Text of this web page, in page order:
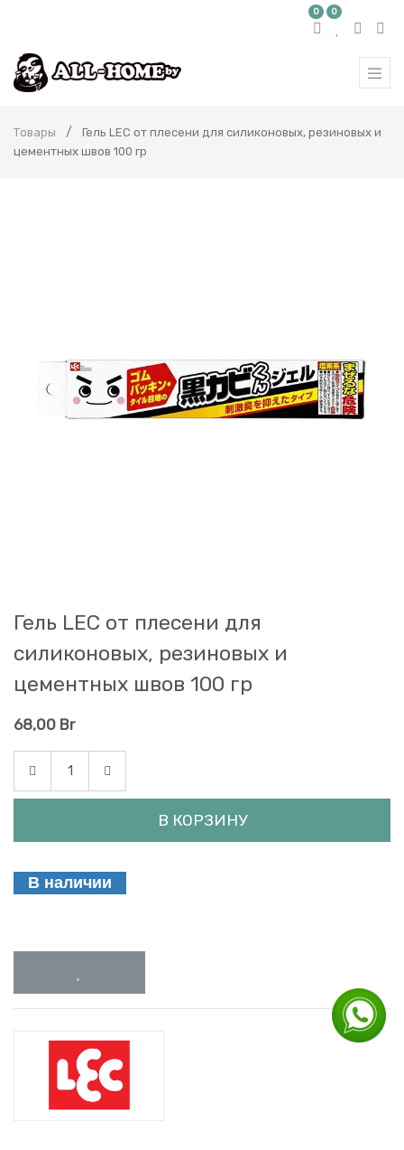
0 0
Товары
Гель LEC от плесени для силиконовых, резиновых и
цементных швов 100 гр
Гель LEC от плесени для
силиконовых, резиновых и
цементных швов 100 гр
68,00 Br
В КОРЗИНУ
В наличии